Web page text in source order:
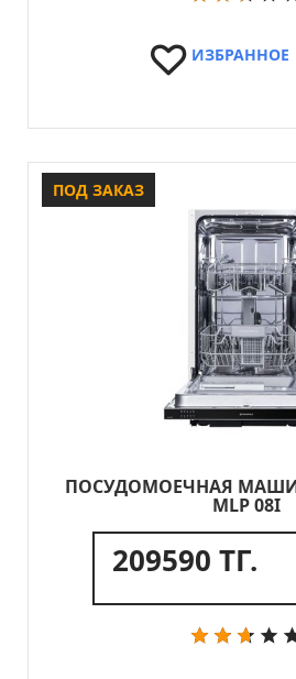
ИЗБРАННОЕ
ПОСУДОМОЕЧНАЯ
MLP 08I
209590 ТГ.
ПОД ЗАКАЗ